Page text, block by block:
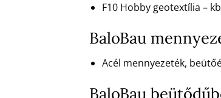
F10 Hobby geotextília –
BaloBau
Acél mennyezeték,
BaloBau